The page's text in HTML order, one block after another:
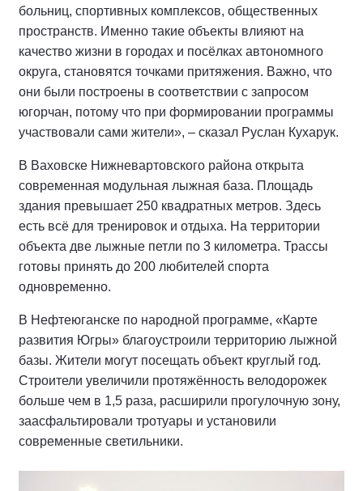
больниц, спортивных комплексов, общественных
пространств. Именно такие объекты влияют на
качество жизни в городах и посёлках автономного
округа, становятся точками притяжения. Важно, что
они были построены в соответствии с запросом
югорчан, потому что при формировании программы
участвовали сами жители», – сказал Руслан Кухарук.
В Ваховске Нижневартовского района открыта
современная модульная лыжная база. Площадь
здания превышает 250 квадратных метров. Здесь
есть всё для тренировок и отдыха. На территории
объекта две лыжные петли по 3 километра. Трассы
готовы принять до 200 любителей спорта
одновременно.
В Нефтеюганске по народной программе, «Карте
развития Югры» благоустроили территорию лыжной
базы. Жители могут посещать объект круглый год.
Строители увеличили протяжённость велодорожек
больше чем в 1,5 раза, расширили прогулочную зону,
заасфальтировали тротуары и установили
современные светильники.